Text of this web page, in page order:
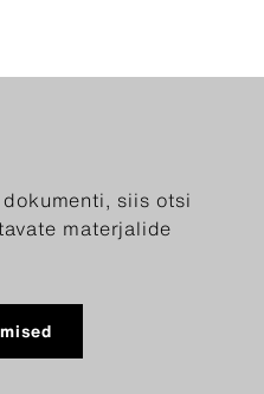
siis otsi
materjalide